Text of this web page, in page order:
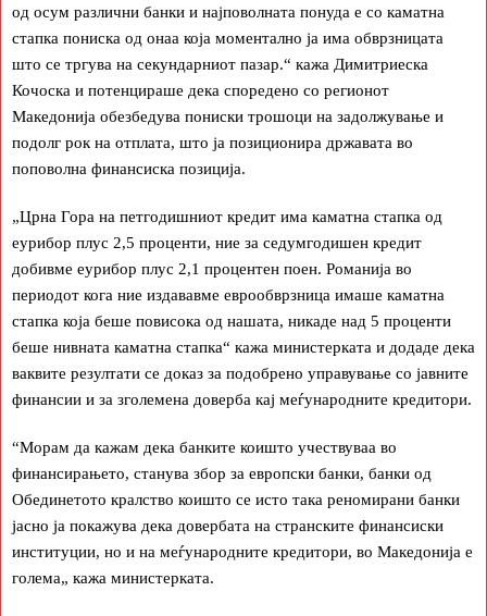
од осум различни банки и најповолната понуда е со каматна
стапка пониска од онаа која моментално ја има обврзницата
што се тргува на секундарниот пазар.“ кажа Димитриеска
Кочоска и потенцираше дека споредено со регионот
Македонија обезбедува пониски трошоци на задолжување и
подолг рок на отплата, што ја позиционира државата во
поповолна финансиска позиција.
„Црна Гора на петгодишниот кредит има каматна стапка од
еурибор плус 2,5 проценти, ние за седумгодишен кредит
добивме еурибор плус 2,1 процентен поен. Романија во
периодот кога ние издававме еврообврзница имаше каматна
стапка која беше повисока од нашата, никаде над 5 проценти
беше нивната каматна стапка“ кажа министерката и додаде дека
ваквите резултати се доказ за подобрено управување со јавните
финансии и за зголемена доверба кај меѓународните кредитори.
“Морам да кажам дека банките коишто учествуваа во
финансирањето, станува збор за европски банки, банки од
Обединетото кралство коишто се исто така реномирани банки
јасно ја покажува дека довербата на странските финансиски
институции, но и на меѓународните кредитори, во Македонија е
голема„ кажа министерката.